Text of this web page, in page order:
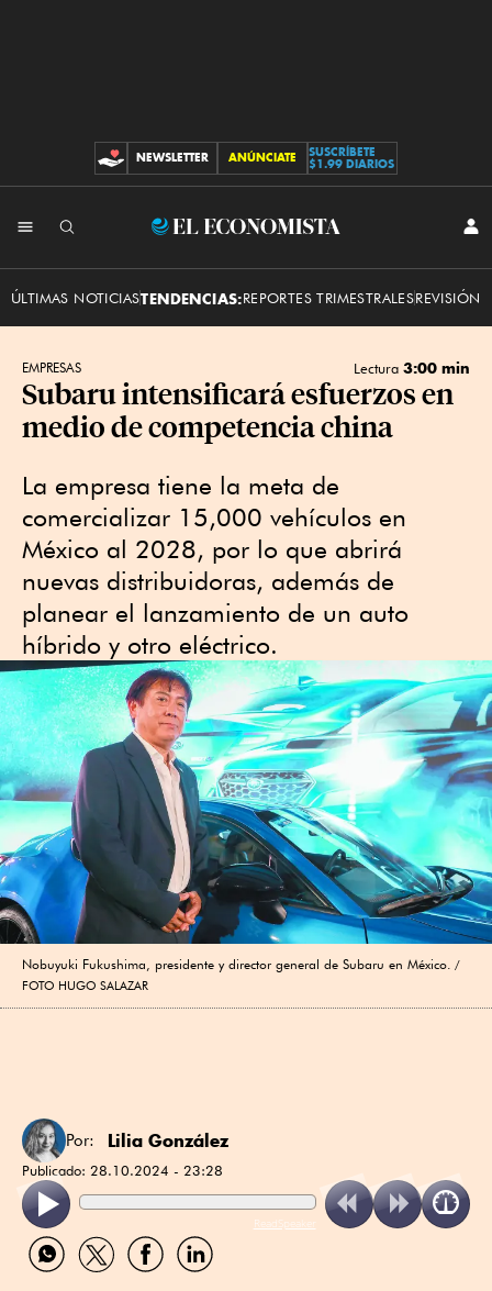
CONTRIBUCIONES
NEWSLETTER ANÚNCIATE
SUSCRÍBETE
$1.99 DIARIOS
El
ÚLTIMAS NOTICIASTENDENCIAS:REPORTES TRIMESTRALESREVISIÓN
EMPRESAS Lectura 3:00 min
Subaru intensificará esfuerzos en
medio de competencia china
La empresa tiene la meta de
comercializar 15,000 vehículos en
México al 2028, por lo que abrirá
nuevas distribuidoras, además de
planear el lanzamiento de un auto
híbrido y otro eléctrico.
Nobuyuki Fukushima, presidente y director general de Subaru en México.
FOTO HUGO SALAZAR
Por: Lilia González
Publicado: 28.10.2024 - 23:28
ReadSpeaker
Compartir
por
Compartir
por
Compartir
por
Compartir
por